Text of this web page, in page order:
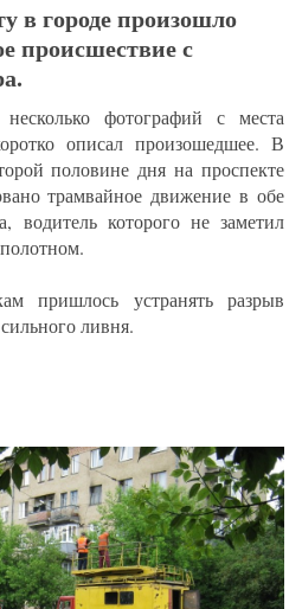
в городе произошло
происшествие с
фотографий с места
описал произошедшее. В
половине дня на проспекте
трамвайное движение в обе
водитель которого не заметил
пришлось устранять разрыв
ливня.